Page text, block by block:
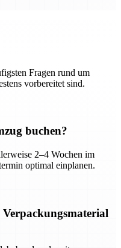
Fragen rund um
vorbereitet sind.
buchen?
2–4 Wochen im
optimal einplanen.